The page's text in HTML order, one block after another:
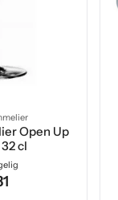
Open Up
cl